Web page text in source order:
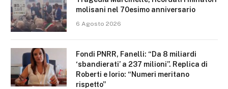
molisani nel 70esimo anniversario
6 Agosto 2026
Fondi PNRR, Fanelli: “Da 8 miliardi
‘sbandierati’ a 237 milioni”. Replica di
Roberti e Iorio: “Numeri meritano
rispetto”